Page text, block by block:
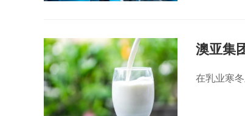
澳亚集
在乳业寒